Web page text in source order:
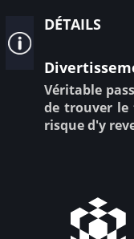
détails
Véritable
de trouver le
risque d'y